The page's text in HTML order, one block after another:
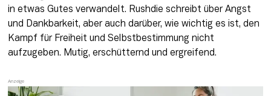
in etwas Gutes verwandelt. Rushdie schreibt über Angst
und Dankbarkeit, aber auch darüber, wie wichtig es ist, den
Kampf für Freiheit und Selbstbestimmung nicht
aufzugeben. Mutig, erschütternd und ergreifend.